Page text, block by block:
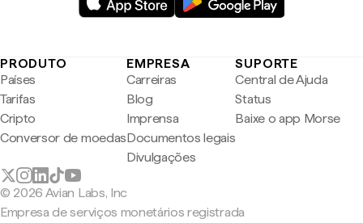
PRODUTO
Países
Tarifas
Cripto
Conversor de moedas
EMPRESA
Carreiras
Blog
Imprensa
Documentos legais
Divulgações
SUPORTE
Central de Ajuda
Status
Baixe o app Morse
© 2026 Avian Labs, Inc
Empresa de serviços monetários registrada